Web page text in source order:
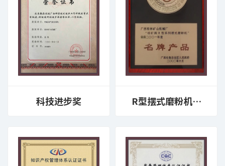
科技进步奖 R型摆式磨粉机名
牌产品